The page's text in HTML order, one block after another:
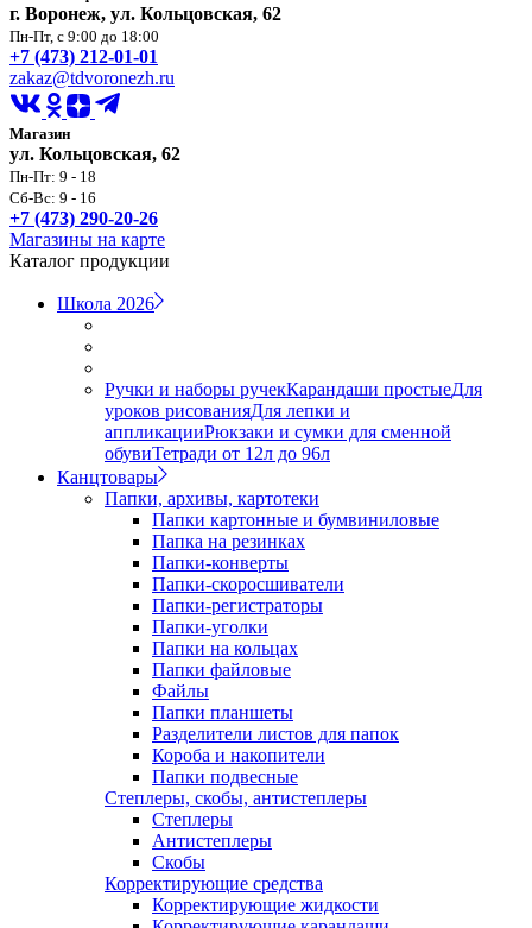
г. Воронеж, ул. Кольцовская, 62
Пн-Пт, с 9:00 до 18:00
+7 (473) 212-01-01
zakaz@tdvoronezh.ru
Магазин
ул. Кольцовская, 62
Пн-Пт: 9 - 18
Сб-Вс: 9 - 16
+7 (473) 290-20-26
Магазины на карте
Каталог продукции
Школа 2026
Ручки и наборы ручекКарандаши простыеДля
уроков рисованияДля лепки и
аппликацииРюкзаки и сумки для сменной
обувиТетради от 12л до 96л
Канцтовары
Папки, архивы, картотеки
Папки картонные и бумвиниловые
Папка на резинках
Папки-конверты
Папки-скоросшиватели
Папки-регистраторы
Папки-уголки
Папки на кольцах
Папки файловые
Файлы
Папки планшеты
Разделители листов для папок
Короба и накопители
Папки подвесные
Степлеры, скобы, антистеплеры
Степлеры
Антистеплеры
Скобы
Корректирующие средства
Корректирующие жидкости